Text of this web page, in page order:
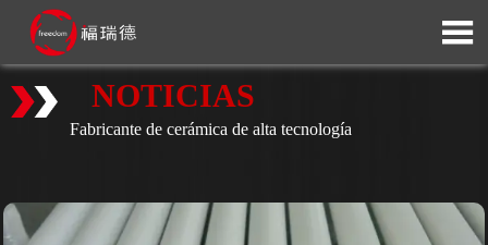

NOTICIAS
Fabricante de cerámica de alta tecnología